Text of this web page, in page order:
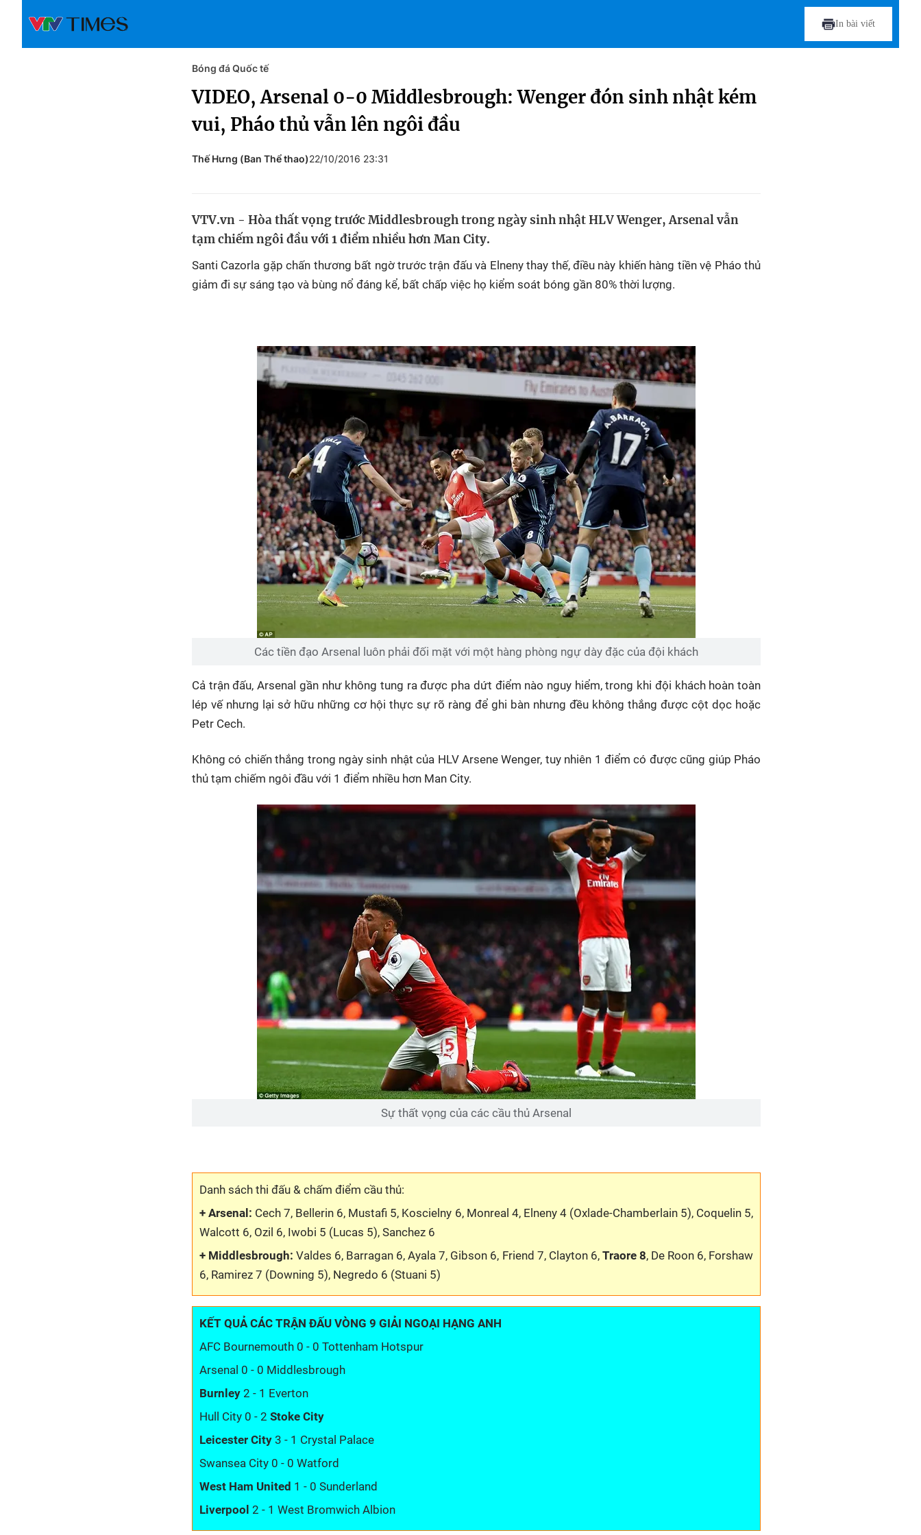
In bài viết
Bóng đá Quốc tế
VIDEO, Arsenal 0-0 Middlesbrough: Wenger đón sinh nhật kém
vui, Pháo thủ vẫn lên ngôi đầu
Thế Hưng (Ban Thể thao)22/10/2016 23:31
VTV.vn - Hòa thất vọng trước Middlesbrough trong ngày sinh nhật HLV Wenger, Arsenal vẫn
tạm chiếm ngôi đầu với 1 điểm nhiều hơn Man City.
Santi Cazorla gặp chấn thương bất ngờ trước trận đấu và Elneny thay thế, điều này khiến hàng tiền vệ Pháo thủ
giảm đi sự sáng tạo và bùng nổ đáng kể, bất chấp việc họ kiểm soát bóng gần 80% thời lượng.
Các tiền đạo Arsenal luôn phải đối mặt với một hàng phòng ngự dày đặc của đội khách
Cả trận đấu, Arsenal gần như không tung ra được pha dứt điểm nào nguy hiểm, trong khi đội khách hoàn toàn
lép vế nhưng lại sở hữu những cơ hội thực sự rõ ràng để ghi bàn nhưng đều không thắng được cột dọc hoặc
Petr Cech.
Không có chiến thắng trong ngày sinh nhật của HLV Arsene Wenger, tuy nhiên 1 điểm có được cũng giúp Pháo
thủ tạm chiếm ngôi đầu với 1 điểm nhiều hơn Man City.
Sự thất vọng của các cầu thủ Arsenal
Danh sách thi đấu & chấm điểm cầu thủ:
+ Arsenal: Cech 7, Bellerin 6, Mustafi 5, Koscielny 6, Monreal 4, Elneny 4 (Oxlade-Chamberlain 5), Coquelin 5,
Walcott 6, Ozil 6, Iwobi 5 (Lucas 5), Sanchez 6
+ Middlesbrough:Valdes 6, Barragan 6, Ayala 7, Gibson 6, Friend 7, Clayton 6, Traore 8, De Roon 6, Forshaw
6, Ramirez 7 (Downing 5), Negredo 6 (Stuani 5)
KẾT QUẢ CÁC TRẬN ĐẤU VÒNG 9 GIẢI NGOẠI HẠNG ANH
AFC Bournemouth 0 - 0 Tottenham Hotspur
Arsenal 0 - 0 Middlesbrough
Burnley 2 - 1 Everton
Hull City 0 - 2 Stoke City
Leicester City 3 - 1 Crystal Palace
Swansea City 0 - 0 Watford
West Ham United 1 - 0 Sunderland
Liverpool 2 - 1 West Bromwich Albion